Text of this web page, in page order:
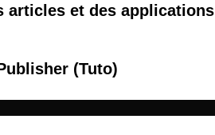
articles et des applications
(Tuto)